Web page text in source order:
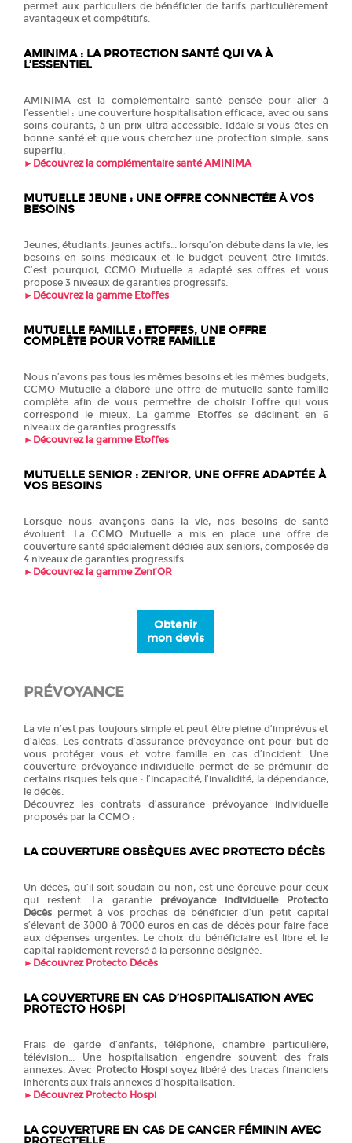
permet aux particuliers de bénéficier de tarifs particulièrement
avantageux et compétitifs.
AMINIMA : LA PROTECTION SANTÉ QUI VAÀ
L’ESSENTIEL
AMINIMA est la complémentaire santé pensée pour aller à
l’essentiel : une couverture hospitalisation efficace, avec ou sans
soins courants, à un prix ultra accessible. Idéale si vous êtes en
bonne santé et que vous cherchez une protection simple, sans
superflu.
► Découvrez la complémentaire santé AMINIMA
MUTUELLE JEUNE : UNE OFFRE CONNECTÉE À VOS
BESOINS
Jeunes, étudiants, jeunes actifs… lorsqu’on débute dans la vie, les
besoins en soins médicaux et le budget peuvent être limités.
C’est pourquoi, CCMO Mutuelle a adapté ses offres et vous
propose 3 niveaux de garanties progressifs.
► Découvrez la gamme Etoffes
MUTUELLE FAMILLE : ETOFFES, UNE OFFRE
COMPLÈTE POUR VOTRE FAMILLE
Nous n’avons pas tous les mêmes besoins et les mêmes budgets,
CCMO Mutuelle a élaboré une offre de mutuelle santé famille
complète afin de vous permettre de choisir l’offre qui vous
correspond le mieux. La gamme Etoffes se déclinent en 6
niveaux de garanties progressifs.
► Découvrez la gamme Etoffes
MUTUELLE SENIOR : ZENI’OR, UNE OFFRE ADAPTÉE À
VOS BESOINS
Lorsque nous avançons dans la vie, nos besoins de santé
évoluent. La CCMO Mutuelle a mis en place une offre de
couverture santé spécialement dédiée aux seniors, composée de
4 niveaux de garanties progressifs.
► Découvrez la gamme Zeni’OR
Obtenir
mon devis
PRÉVOYANCE
La vie n’est pas toujours simple et peut être pleine d’imprévus et
d’aléas. Les contrats d’assurance prévoyance ont pour but de
vous protéger vous et votre famille en cas d’incident. Une
couverture prévoyance individuelle permet de se prémunir de
certains risques tels que : l’incapacité, l’invalidité, la dépendance,
le décès.
Découvrez les contrats d’assurance prévoyance individuelle
proposés par la CCMO :
LA COUVERTURE OBSÈQUES AVEC PROTECTO DÉCÈS
Un décès, qu’il soit soudain ou non, est une épreuve pour ceux
qui restent. La garantieprévoyance individuelle Protecto
Décès permet à vos proches de bénéficier d’un petit capital
s’élevant de 3000 à 7000 euros en cas de décès pour faire face
aux dépenses urgentes. Le choix du bénéficiaire est libre et le
capital rapidement reversé à la personne désignée.
► Découvrez Protecto Décès
LA COUVERTURE EN CAS D’HOSPITALISATION AVEC
PROTECTO HOSPI
Frais de garde d’enfants, téléphone, chambre particulière,
télévision… Une hospitalisation engendre souvent des frais
annexes. Avec
Protecto Hospisoyez libéré des tracas financiers
inhérents aux frais annexes d’hospitalisation.
► Découvrez Protecto Hospi
LA COUVERTURE EN CAS DE CANCER FÉMININ AVEC